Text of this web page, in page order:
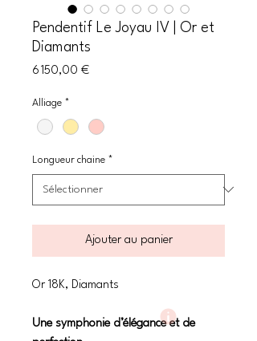
Pendentif Le Joyau IV | Or et
Diamants
6 150,00 €Prix
Alliage *
Longueur chaine *
Ajouter au panier
Or 18K, Diamants
Une symphonie d’élégance et de